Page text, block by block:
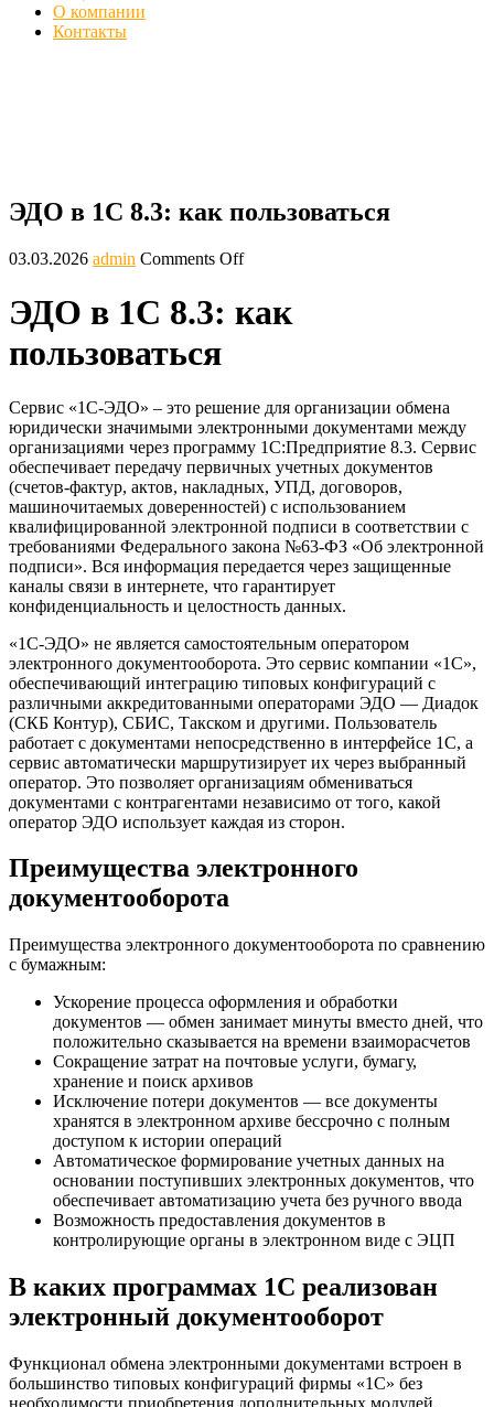
О компании
Контакты
ЭДО в 1С 8.3: как пользоваться
03.03.2026 admin Comments Off
ЭДО в 1С 8.3: как
пользоваться
Сервис «1С-ЭДО» – это решение для организации обмена
юридически значимыми электронными документами между
организациями через программу 1С:Предприятие 8.3. Сервис
обеспечивает передачу первичных учетных документов
(счетов-фактур, актов, накладных, УПД, договоров,
машиночитаемых доверенностей) с использованием
квалифицированной электронной подписи в соответствии с
требованиями Федерального закона №63-ФЗ «Об электронной
подписи». Вся информация передается через защищенные
каналы связи в интернете, что гарантирует
конфиденциальность и целостность данных.
«1С-ЭДО» не является самостоятельным оператором
электронного документооборота. Это сервис компании «1С»,
обеспечивающий интеграцию типовых конфигураций с
различными аккредитованными операторами ЭДО — Диадок
(СКБ Контур), СБИС, Такском и другими. Пользователь
работает с документами непосредственно в интерфейсе 1С, а
сервис автоматически маршрутизирует их через выбранный
оператор. Это позволяет организациям обмениваться
документами с контрагентами независимо от того, какой
оператор ЭДО использует каждая из сторон.
Преимущества электронного
документооборота
Преимущества электронного документооборота по сравнению
с бумажным:
Ускорение процесса оформления и обработки
документов — обмен занимает минуты вместо дней, что
положительно сказывается на времени взаиморасчетов
Сокращение затрат на почтовые услуги, бумагу,
хранение и поиск архивов
Исключение потери документов — все документы
хранятся в электронном архиве бессрочно с полным
доступом к истории операций
Автоматическое формирование учетных данных на
основании поступивших электронных документов, что
обеспечивает автоматизацию учета без ручного ввода
Возможность предоставления документов в
контролирующие органы в электронном виде с ЭЦП
В каких программах 1С реализован
электронный документооборот
Функционал обмена электронными документами встроен в
большинство типовых конфигураций фирмы «1С» без